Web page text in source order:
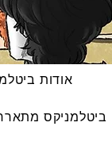
אודות
ביטלמניקס